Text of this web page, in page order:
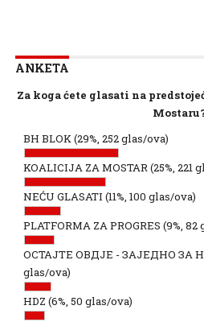
ANKETA
Za koga ćete glasati na
BH BLOK(29%, 252 glas/ova)
KOALICIJA ZA MOSTAR(25%, 221
NEĆU GLASATI (11%, 100 glas/ova)
PLATFORMA ZA PROGRES (9%, 82
ОСТАЈТЕ ОВДЈЕ - ЗАЈЕДНО ЗА
glas/ova)
HDZ (6%, 50 glas/ova)